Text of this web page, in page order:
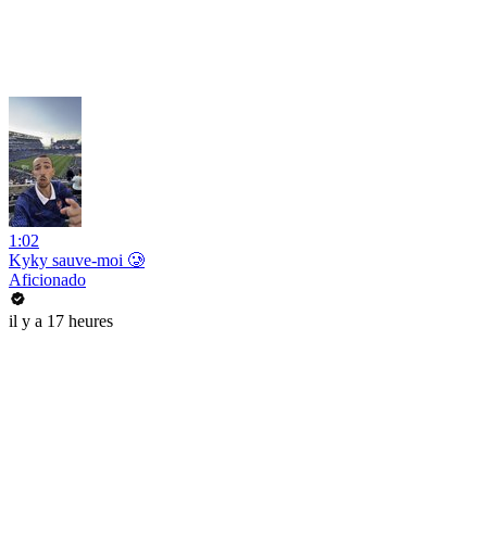
1:02
Kyky sauve-moi 🥲
Aficionado
il y a 17 heures